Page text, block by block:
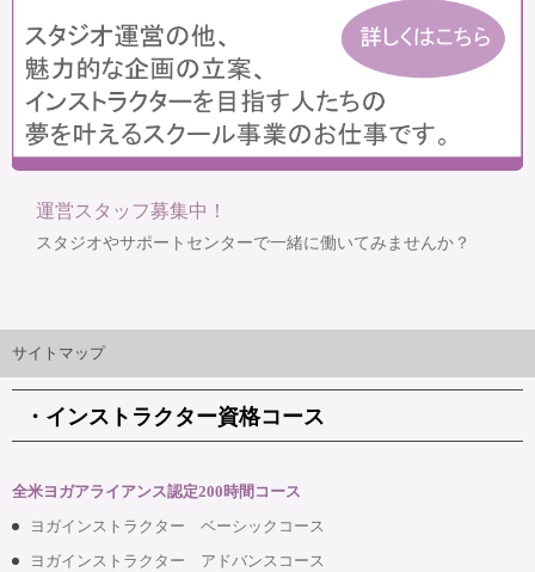
運営スタッフ募集中！
スタジオやサポートセンターで一緒に働いてみませんか？
サイトマップ
・インストラクター資格コース
全米ヨガアライアンス認定200時間コース
ヨガインストラクター ベーシックコース
ヨガインストラクター アドバンスコース